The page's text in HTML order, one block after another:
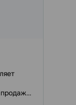
продаж